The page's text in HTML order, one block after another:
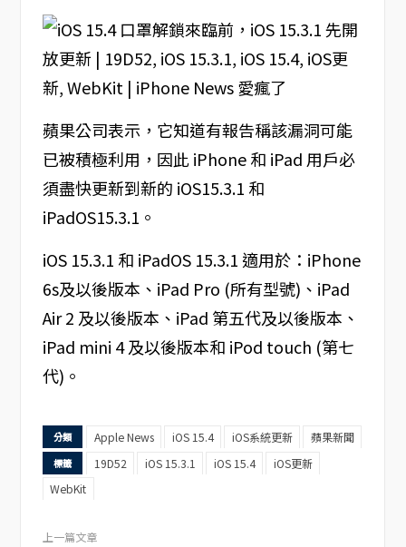
蘋果公司表示，它知道有報告稱該漏洞可能
已被積極利用，因此 iPhone 和 iPad 用戶必
須盡快更新到新的 iOS15.3.1 和
iPadOS15.3.1。
iOS 15.3.1 和 iPadOS 15.3.1 適用於：iPhone
6s及以後版本、iPad Pro (所有型號)、iPad
Air 2 及以後版本、iPad 第五代及以後版本、
iPad mini 4 及以後版本和 iPod touch (第七
代)。
分類 Apple News iOS 15.4 iOS系統更新 蘋果新聞
標籤 19D52 iOS 15.3.1 iOS 15.4
iOS更新
WebKit
上一篇文章